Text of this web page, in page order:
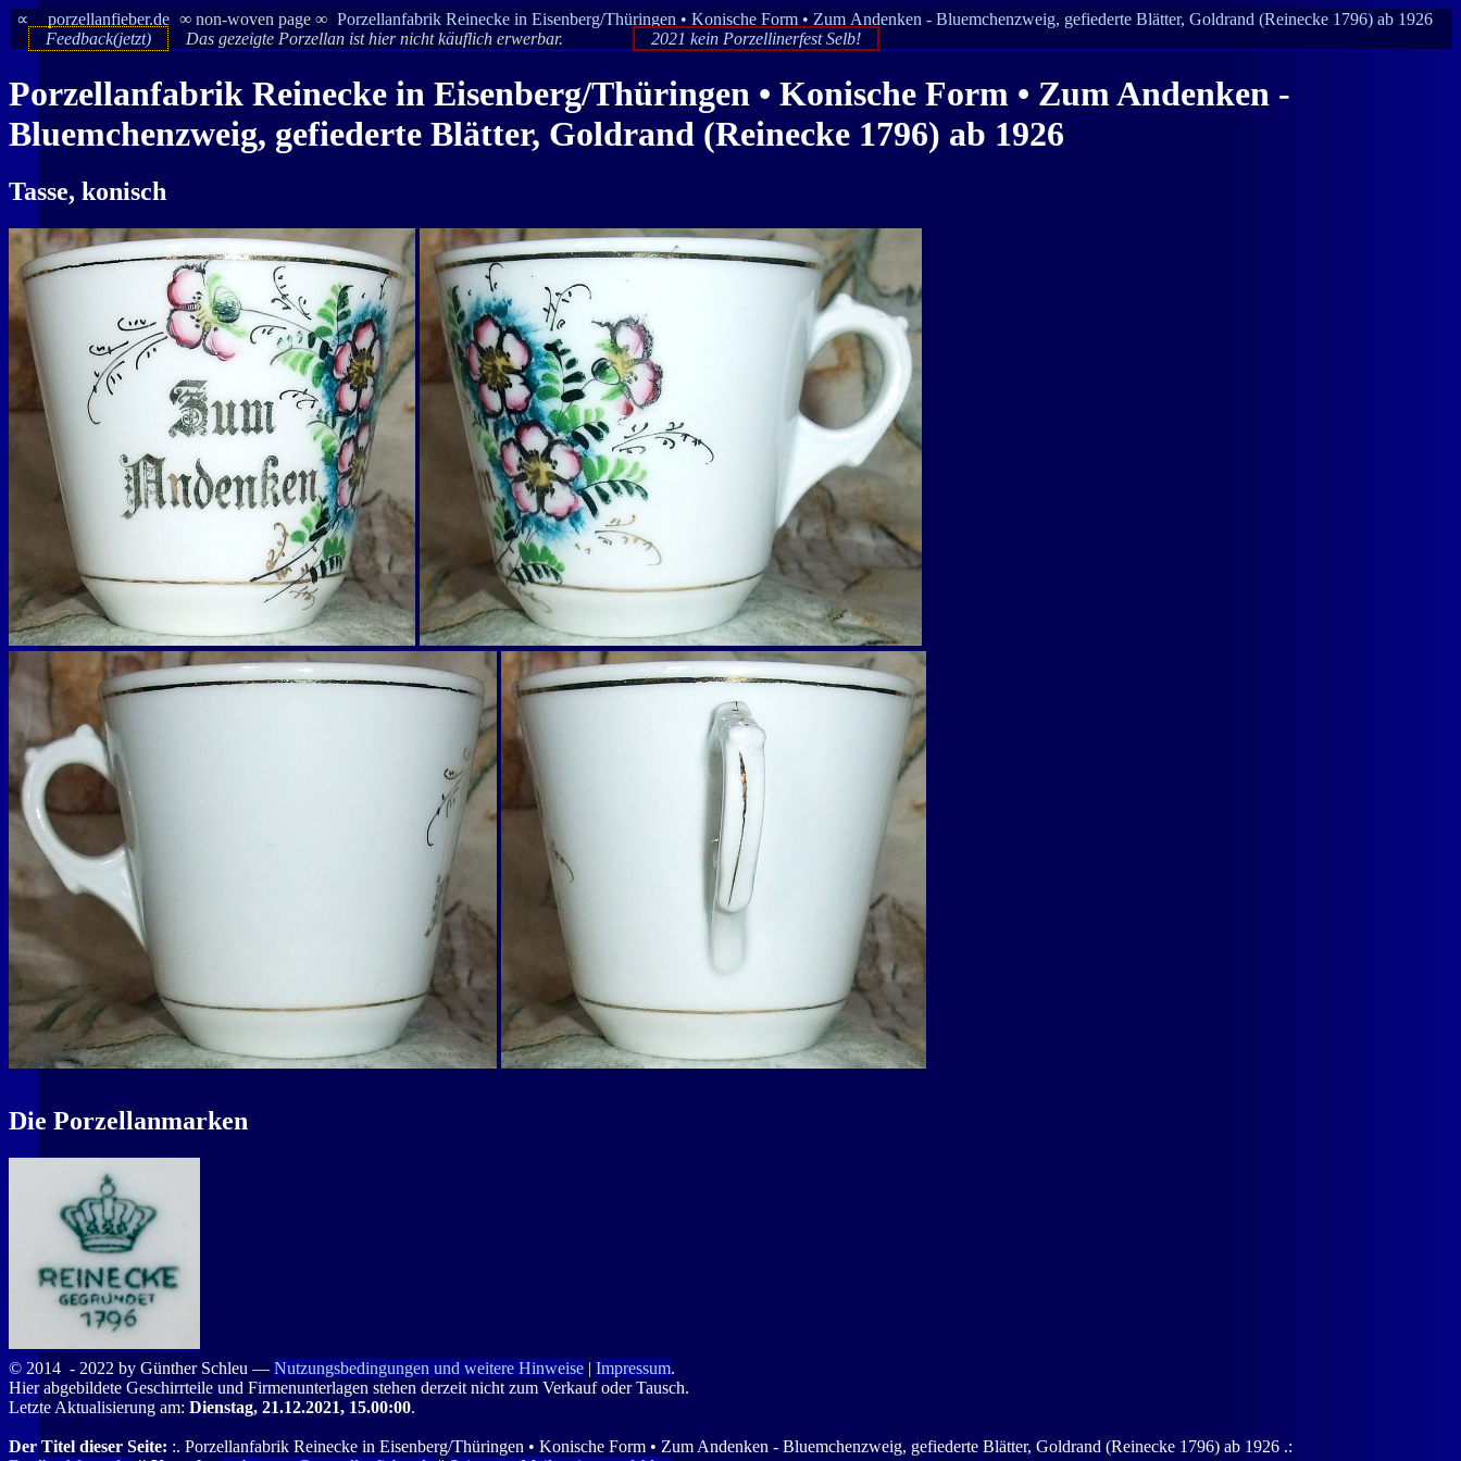
∝ porzellanfieber.de ∞ non-woven page ∞ Porzellanfabrik Reinecke in Eisenberg/Thüringen • Konische Form • Zum Andenken - Bluemchenzweig, gefiederte Blätter, Goldrand (Reinecke 1796) ab 1926
Feedback(jetzt)
Das gezeigte Porzellan ist hier nicht käuflich erwerbar. 2021 kein Porzellinerfest Selb!
Porzellanfabrik Reinecke in Eisenberg/Thüringen • Konische Form • Zum Andenken -
Bluemchenzweig, gefiederte Blätter, Goldrand (Reinecke 1796) ab 1926
Tasse, konisch
Die Porzellanmarken
© 2014 - 2022 by Günther Schleu ― Nutzungsbedingungen und weitere Hinweise | Impressum.
Hier abgebildete Geschirrteile und Firmenunterlagen stehen derzeit nicht zum Verkauf oder Tausch.
Letzte Aktualisierung am: Dienstag, 21.12.2021, 15.00:00.
Der Titel dieser Seite: :. Porzellanfabrik Reinecke in Eisenberg/Thüringen • Konische Form • Zum Andenken - Bluemchenzweig, gefiederte Blätter, Goldrand (Reinecke 1796) ab 1926 .: